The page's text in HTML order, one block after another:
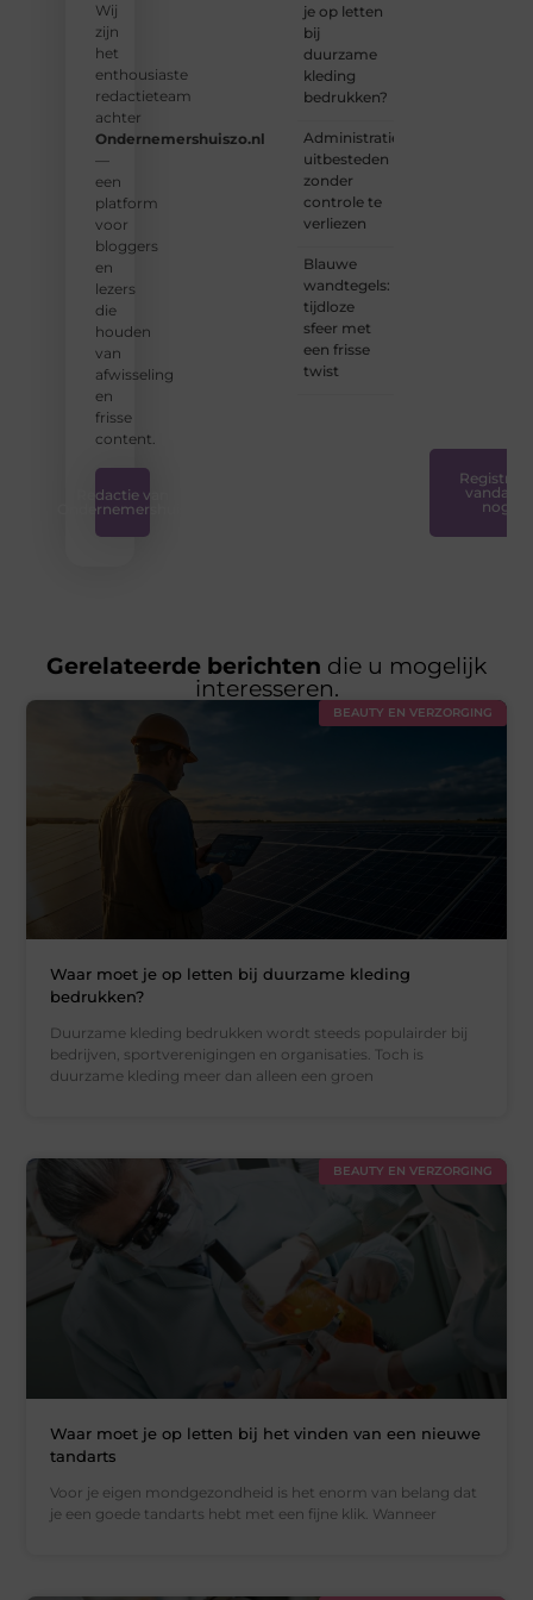
Wij
zijn
het
enthousiaste
redactieteam
achter
Ondernemershuiszo.nl
—
een
platform
voor
bloggers
en
lezers
die
houden
van
afwisseling
en
frisse
content.
Redactie van
Ondernemershuis
je op letten
bij
duurzame
kleding
bedrukken?
Administratie
uitbesteden
zonder
controle te
verliezen
Blauwe
wandtegels:
tijdloze
sfeer met
een frisse
twist
Registreer
vandaag
nog
Gerelateerde berichten die u mogelijk
interesseren.
BEAUTY EN VERZORGING
Waar moet je op letten bij duurzame kleding
bedrukken?
Duurzame kleding bedrukken wordt steeds populairder bij
bedrijven, sportverenigingen en organisaties. Toch is
duurzame kleding meer dan alleen een groen
BEAUTY EN VERZORGING
Waar moet je op letten bij het vinden van een nieuwe
tandarts
Voor je eigen mondgezondheid is het enorm van belang dat
je een goede tandarts hebt met een fijne klik. Wanneer